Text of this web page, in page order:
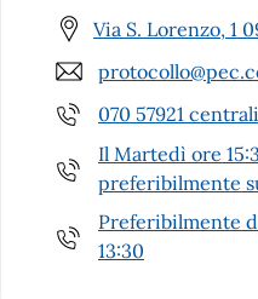
Via S. Lorenzo, 1
070 57921
Il Martedì ore
preferibilmente
Preferibilmente
13:30